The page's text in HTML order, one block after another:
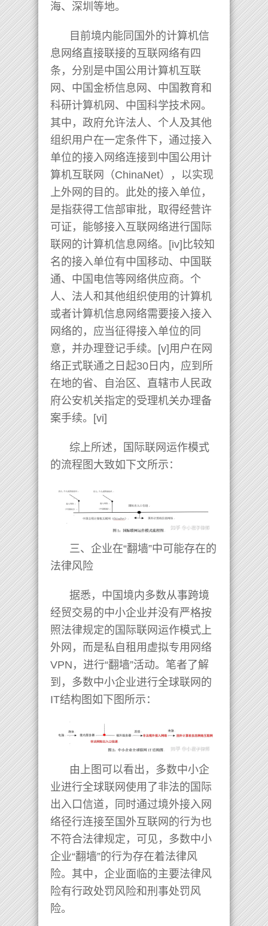
海、深圳等地。
目前境内能同国外的计算机信
息网络直接联接的互联网络有四
条，分别是中国公用计算机互联
网、中国金桥信息网、中国教育和
科研计算机网、中国科学技术网。
其中，政府允许法人、个人及其他
组织用户在一定条件下，通过接入
单位的接入网络连接到中国公用计
算机互联网（ChinaNet），以实现
上外网的目的。此处的接入单位，
是指获得工信部审批，取得经营许
可证，能够接入互联网络进行国际
联网的计算机信息网络。[iv]比较知
名的接入单位有中国移动、中国联
通、中国电信等网络供应商。个
人、法人和其他组织使用的计算机
或者计算机信息网络需要接入接入
网络的，应当征得接入单位的同
意，并办理登记手续。[v]用户在网
络正式联通之日起30日内，应到所
在地的省、自治区、直辖市人民政
府公安机关指定的受理机关办理备
案手续。[vi]
综上所述，国际联网运作模式
的流程图大致如下文所示：
三、企业在“翻墙”中可能存在的
法律风险
据悉，中国境内多数从事跨境
经贸交易的中小企业并没有严格按
照法律规定的国际联网运作模式上
外网，而是私自租用虚拟专用网络
VPN，进行“翻墙”活动。笔者了解
到，多数中小企业进行全球联网的
IT结构图如下图所示：
由上图可以看出，多数中小企
业进行全球联网使用了非法的国际
出入口信道，同时通过境外接入网
络径行连接至国外互联网的行为也
不符合法律规定，可见，多数中小
企业“翻墙”的行为存在着法律风
险。其中，企业面临的主要法律风
险有行政处罚风险和刑事处罚风
险。